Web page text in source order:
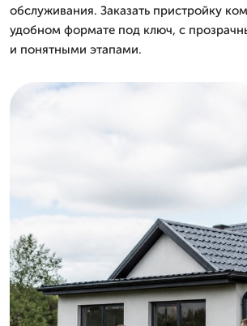
обслуживания. Заказать пристройку
удобном формате под ключ, с
и понятными этапами.